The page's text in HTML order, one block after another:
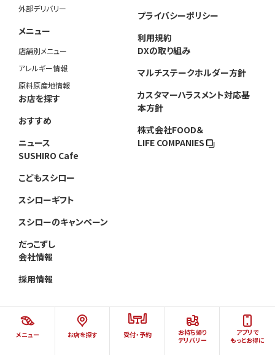
メニュー お店を探す 受付・予約
お持ち帰り
デリバリー
アプリで
もっとお得に
外部デリバリー
メニュー
店舗別メニュー
アレルギー情報
原料原産地情報
お店を探す
おすすめ
ニュース
SUSHIRO Cafe
こどもスシロー
スシローギフト
スシローのキャンペーン
だっこずし
会社情報
採用情報
プライバシーポリシー
利用規約
DXの取り組み
マルチステークホルダー方針
カスタマーハラスメント対応基
本方針
株式会社FOOD＆
LIFE COMPANIES
©AKINDO SUSHIRO CO.,LTD.ALL RIGHTS RESERVED.